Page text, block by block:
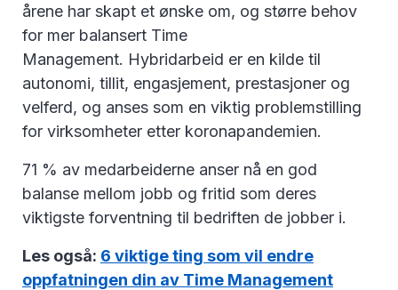
årene har skapt et ønske om, og større behov
for mer balansert Time
Management. Hybridarbeid er en kilde til
autonomi, tillit, engasjement, prestasjoner og
velferd, og anses som en viktig problemstilling
for virksomheter etter koronapandemien.
71 % av medarbeiderne anser nå en god
balanse mellom jobb og fritid som deres
viktigste forventning til bedriften de jobber i.
Les også: 6 viktige ting som vil endre
oppfatningen din av Time Management